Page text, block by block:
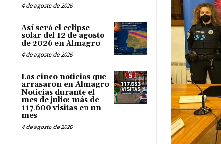
4 de agosto de 2026
Así será el eclipse
solar del 12 de agosto
de 2026 en Almagro
4 de agosto de 2026
Las cinco noticias que
arrasaron en Almagro
Noticias durante el
mes de julio: más de
117.600 visitas en un
mes
4 de agosto de 2026